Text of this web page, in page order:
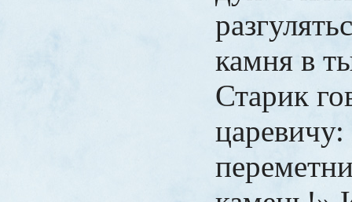
камня в
Старик